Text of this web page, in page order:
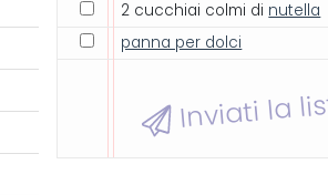
2 cucchiai colmi di nutella
panna per dolci
Inviati la